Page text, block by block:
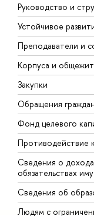
Руководство и
Устойчивое
Преподаватели и
Корпуса и
Закупки
Обращения
Фонд целевого
Противодействие
Сведения о
обязательствах
Сведения об
Людям с